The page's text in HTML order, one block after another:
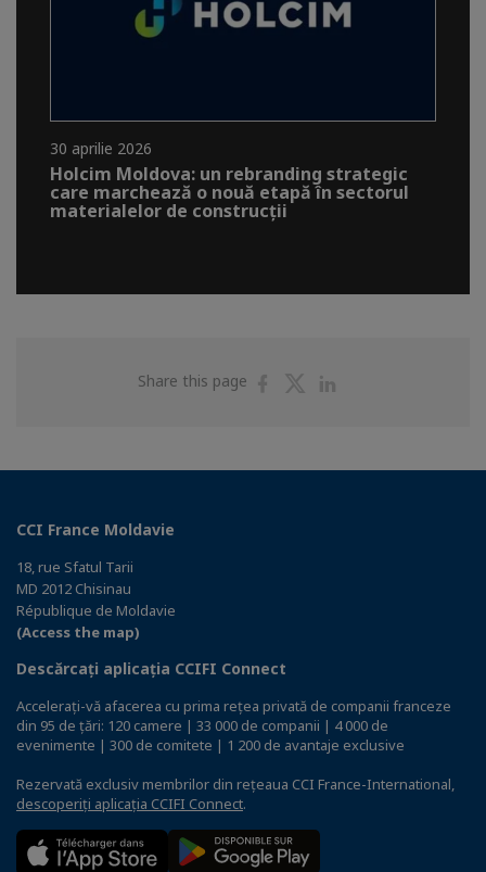
30 aprilie 2026
Holcim Moldova: un rebranding strategic
care marchează o nouă etapă în sectorul
materialelor de construcții
Share this page
ShareShare
CCI France Moldavie
18, rue Sfatul Tarii
MD 2012 Chisinau
République de Moldavie
(Access the map)
Descărcați aplicația CCIFI Connect
Accelerați-vă afacerea cu prima rețea privată de companii franceze
din 95 de țări: 120 camere | 33 000 de companii | 4 000 de
evenimente | 300 de comitete | 1 200 de avantaje exclusive
Rezervată exclusiv membrilor din rețeaua CCI France-International,
descoperiți aplicația CCIFI Connect.